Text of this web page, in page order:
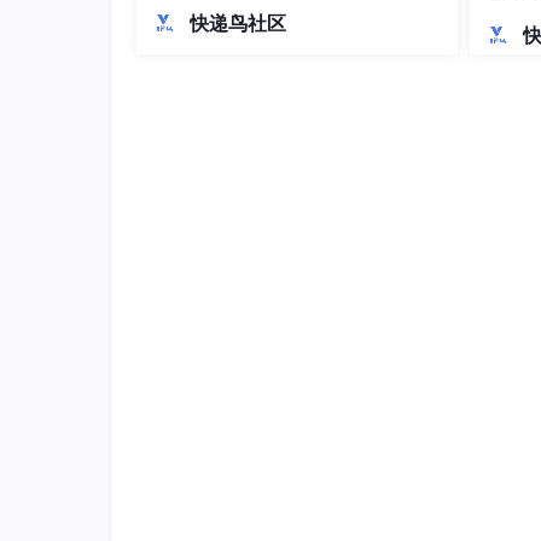
错误处理、安全合规等标准，特别强调
快递鸟社区
落地